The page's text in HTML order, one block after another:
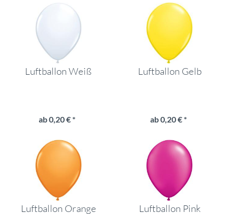
Luftballon Weiß
ab 0,20 € *
Luftballon Gelb
ab 0,20 € *
Luftballon Orange Luftballon Pink